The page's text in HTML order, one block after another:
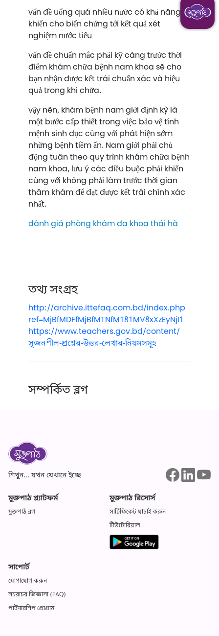
vấn đề uống quá nhiều nước có khả năng
khiến cho biến chứng tới kết quả xét
nghiệm nước tiểu
vấn đề chuẩn mắc phải kỹ càng trước thời
điểm khám chữa bệnh nam khoa sẽ cho
bạn nhận được kết trái chuẩn xác và hiệu
quả trong khi chữa.
vậy nên, khám bệnh nam giới định kỳ là
một bước cấp thiết trong việc bảo vệ tính
mệnh sinh dục cùng với phát hiện sớm
những bệnh tiềm ẩn. Nam giới phải chủ
động tuân theo quy trình khám chữa bệnh
nam khoa, lưu ý các điều buộc phải khiến
cùng với không phải làm trước thời gian
thăm khám để đạt được kết trái chính xác
nhất.
đánh giá phòng khám đa khoa thái hà
তথ্য সংগ্রহ
http://archive.ittefaq.com.bd/index.php
ref=MjBfMDFfMjBfMTNfM181MV8xXzEyNjI1
https://www.teachers.gov.bd/content/
সৃজনশীল-প্রশ্নের-উত্তর-লেখার-নিয়মসমূহ
সম্পর্কিত ব্লগ
শিখুন... যখন যেখানে ইচ্ছে
মুক্তপাঠ প্ল্যাটফর্ম
মুক্তপাঠ ব্লগ
মুক্তপাঠ রিসোর্স
সার্টিফিকেট যাচাই করুন
টিউটোরিয়াল
সাপোর্ট
যোগাযোগ করুন
সচরাচর জিজ্ঞাসা (FAQ)
পার্টনারশিপ প্রোগ্রাম